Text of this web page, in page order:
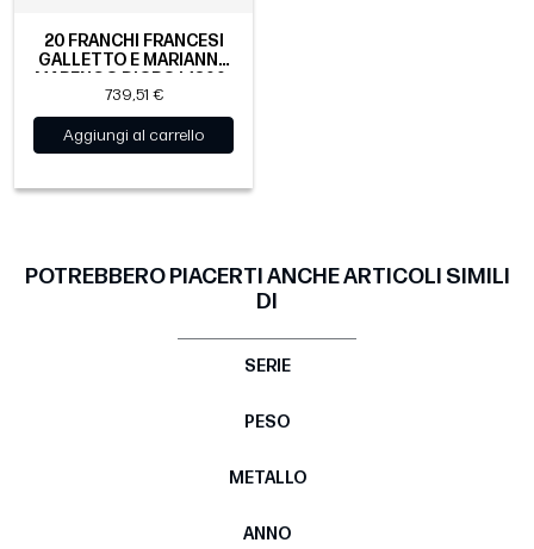
20 FRANCHI FRANCESI
GALLETTO E MARIANNA
MARENGO D'ORO | 1899-
1914
739,51 €
Aggiungi al carrello
POTREBBERO PIACERTI ANCHE ARTICOLI SIMILI
DI
SERIE
PESO
METALLO
ANNO